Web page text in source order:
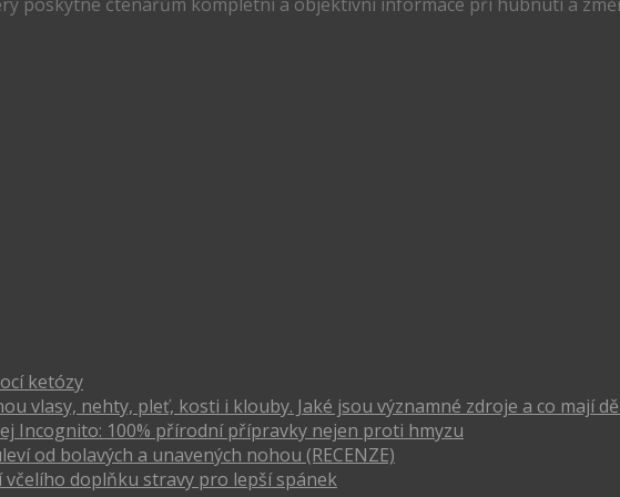
ketózy
vlasy, nehty, pleť, kosti i klouby. Jaké jsou významné zdroje a co mají
Incognito: 100% přírodní přípravky nejen proti hmyzu
od bolavých a unavených nohou (RECENZE)
včelího doplňku stravy pro lepší spánek